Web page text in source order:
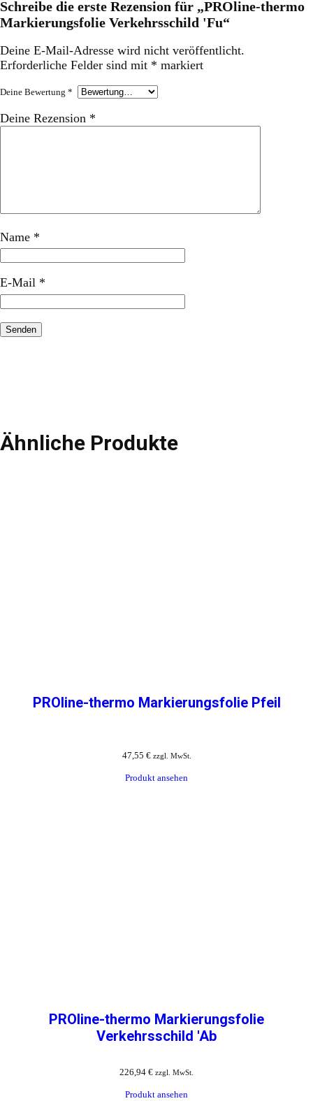
Schreibe die erste Rezension für „PROline-thermo
Markierungsfolie Verkehrsschild 'Fu“
Deine E-Mail-Adresse wird nicht veröffentlicht.
Erforderliche Felder sind mit * markiert
Deine Bewertung *
Deine Rezension *
Name *
E-Mail *
Ähnliche Produkte
PROline-thermo Markierungsfolie Pfeil
47,55 € zzgl. MwSt.
Produkt ansehen
PROline-thermo Markierungsfolie
Verkehrsschild 'Ab
226,94 € zzgl. MwSt.
Produkt ansehen